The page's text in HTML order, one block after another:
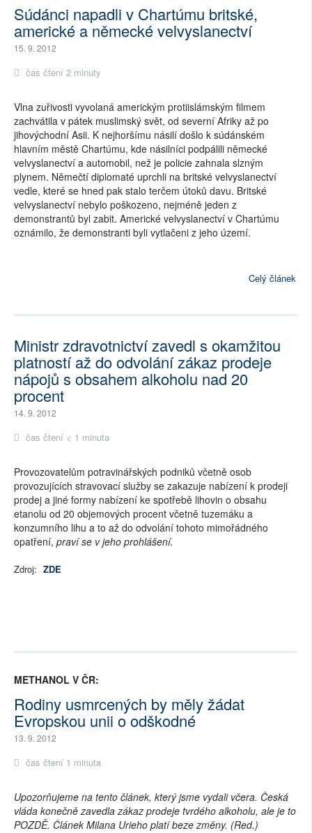
Súdánci napadli v Chartúmu britské,
americké a německé velvyslanectví
15. 9. 2012
čas čtení 2 minuty
Vlna zuřivosti vyvolaná americkým protiislámským filmem
zachvátila v pátek muslimský svět, od severní Afriky až po
jihovýchodní Asii. K nejhoršímu násilí došlo k súdánském
hlavním městě Chartúmu, kde násilníci podpálili německé
velvyslanectví a automobil, než je policie zahnala slzným
plynem. Němečtí diplomaté uprchli na britské velvyslanectví
vedle, které se hned pak stalo terčem útoků davu. Britské
velvyslanectví nebylo poškozeno, nejméně jeden z
demonstrantů byl zabit. Americké velvyslanectví v Chartúmu
oznámilo, že demonstranti byli vytlačeni z jeho území.
Celý článek
Ministr zdravotnictví zavedl s okamžitou
platností až do odvolání zákaz prodeje
nápojů s obsahem alkoholu nad 20
procent
14. 9. 2012
čas čtení < 1 minuta
Provozovatelům potravinářských podniků včetně osob
provozujících stravovací služby se zakazuje nabízení k prodeji
prodej a jiné formy nabízení ke spotřebě lihovin o obsahu
etanolu od 20 objemových procent včetně tuzemáku a
konzumního lihu a to až do odvolání tohoto mimořádného
opatření, praví se v jeho prohlášení.
Zdroj: ZDE
METHANOL V ČR:
Rodiny usmrcených by měly žádat
Evropskou unii o odškodné
13. 9. 2012
čas čtení 1 minuta
Upozorňujeme na tento článek, který jsme vydali včera. Česká
vláda konečně zavedla zákaz prodeje tvrdého alkoholu, ale je to
POZDĚ. Článek Milana Urieho platí beze změny. (Red.)